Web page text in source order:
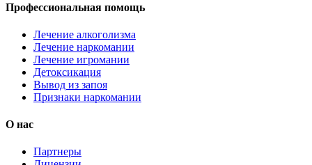
Профессиональная помощь
Лечение алкоголизма
Лечение наркомании
Лечение игромании
Детоксикация
Вывод из запоя
Признаки наркомании
О нас
Партнеры